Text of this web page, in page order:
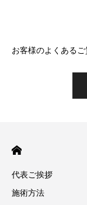
お客様のよくある
代表ご挨拶
施術方法